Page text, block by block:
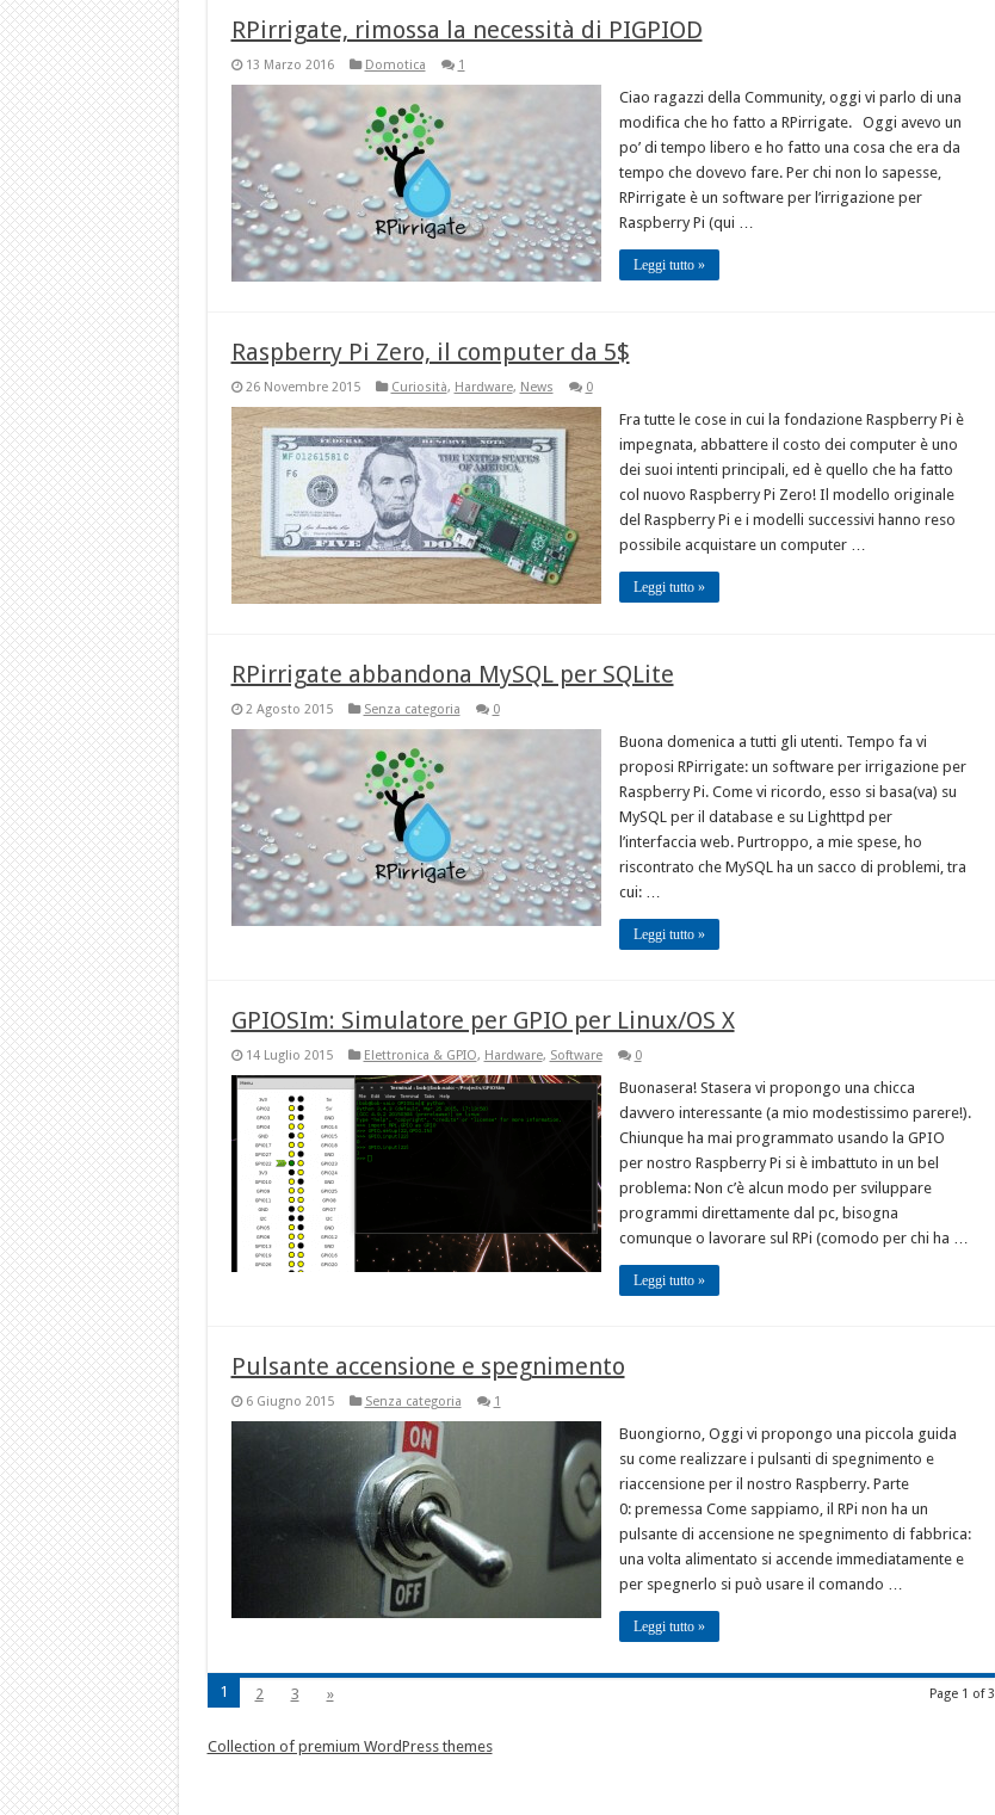
RPirrigate, rimossa la necessità di PIGPIOD
13 Marzo 2016 Domotica 1
Ciao ragazzi della Community, oggi vi parlo di una
modifica che ho fatto a RPirrigate. Oggi avevo un
po’ di tempo libero e ho fatto una cosa che era da
tempo che dovevo fare. Per chi non lo sapesse,
RPirrigate è un software per l’irrigazione per
Raspberry Pi (qui …
Leggi tutto »
Raspberry Pi Zero, il computer da 5$
26 Novembre 2015 Curiosità, Hardware, News 0
Fra tutte le cose in cui la fondazione Raspberry Pi è
impegnata, abbattere il costo dei computer è uno
dei suoi intenti principali, ed è quello che ha fatto
col nuovo Raspberry Pi Zero! Il modello originale
del Raspberry Pi e i modelli successivi hanno reso
possibile acquistare un computer …
Leggi tutto »
RPirrigate abbandona MySQL per SQLite
2 Agosto 2015 Senza categoria 0
Buona domenica a tutti gli utenti. Tempo fa vi
proposi RPirrigate: un software per irrigazione per
Raspberry Pi. Come vi ricordo, esso si basa(va) su
MySQL per il database e su Lighttpd per
l’interfaccia web. Purtroppo, a mie spese, ho
riscontrato che MySQL ha un sacco di problemi, tra
cui: …
Leggi tutto »
GPIOSIm: Simulatore per GPIO per Linux/OS X
14 Luglio 2015 Elettronica & GPIO, Hardware, Software 0
Buonasera! Stasera vi propongo una chicca
davvero interessante (a mio modestissimo parere!).
Chiunque ha mai programmato usando la GPIO
per nostro Raspberry Pi si è imbattuto in un bel
problema: Non c’è alcun modo per sviluppare
programmi direttamente dal pc, bisogna
comunque o lavorare sul RPi (comodo per chi ha …
Leggi tutto »
Pulsante accensione e spegnimento
6 Giugno 2015 Senza categoria 1
Buongiorno, Oggi vi propongo una piccola guida
su come realizzare i pulsanti di spegnimento e
riaccensione per il nostro Raspberry. Parte
0: premessa Come sappiamo, il RPi non ha un
pulsante di accensione ne spegnimento di fabbrica:
una volta alimentato si accende immediatamente e
per spegnerlo si può usare il comando …
Leggi tutto »
Page 1 of 3
1 2 3 »
Collection of premium WordPress themes